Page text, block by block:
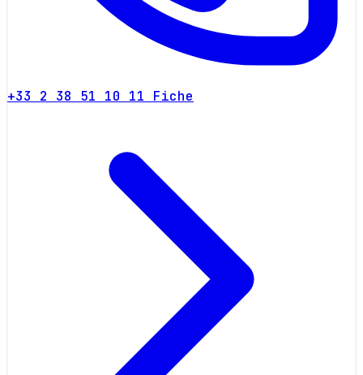
+33 2 38 51 10 11 Fiche